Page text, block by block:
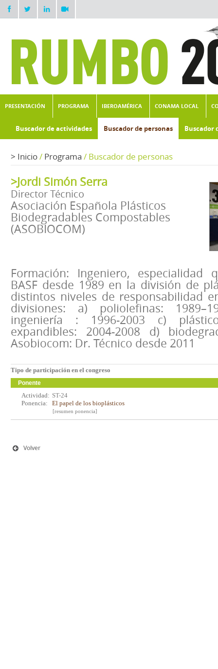
PRESENTACIÓN PROGRAMA IBEROAMÉRICA CONAMA LOCAL
Buscador de actividades Buscador de personas Buscador
> Inicio/ Programa / Buscador de personas
>Jordi Simón Serra
Director Técnico
Asociación Española Plásticos
Biodegradables Compostables
(ASOBIOCOM)
Formación: Ingeniero, especialidad
BASF desde 1989 en la división de
distintos niveles de responsabilidad
divisiones: a) poliolefinas:
ingeniería : 1996-2003 c)
expandibles: 2004-2008 d)
Asobiocom: Dr. Técnico desde 2011
Tipo de participación en el congreso
Ponente
Actividad: ST-24
Ponencia:
El papel de los bioplásticos
[resumen ponencia]
Volver